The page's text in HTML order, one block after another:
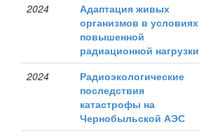
2024
Адаптация живых
организмов в условиях
повышенной
радиационной нагрузки
2024
Радиоэкологические
последствия
катастрофы на
Чернобыльской АЭС